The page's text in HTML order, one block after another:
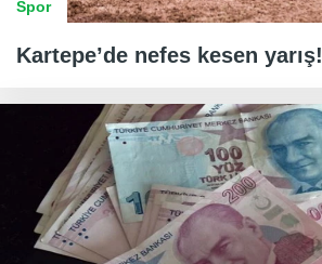
Spor
Kartepe’de nefes kesen yarış!